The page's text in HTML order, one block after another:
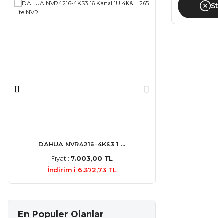
DAHUA NVR4216-4KS3 1 ...
Fiyat : 7.003,00 TL
İndirimli 6.372,73 TL
En Populer Olanlar